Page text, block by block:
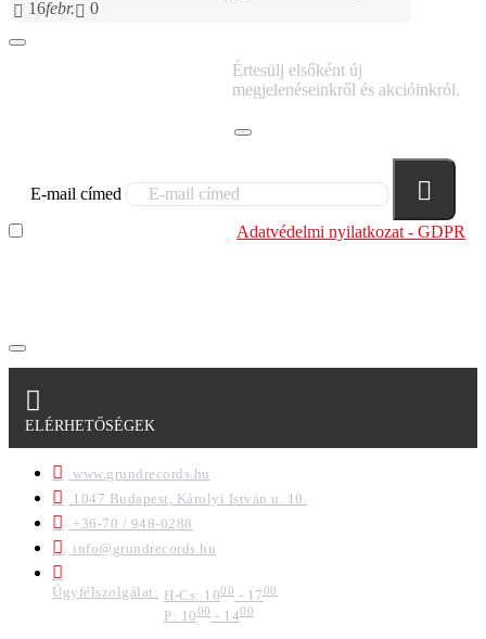
16febr. 0
Értesülj elsőként új
megjelenéseinkről és akcióinkról.
E-mail címed
Adatvédelmi nyilatkozat - GDPR
ELÉRHETŐSÉGEK
www.grundrecords.hu
1047 Budapest, Károlyi István u. 10.
+36-70 / 948-0288
info@grundrecords.hu
Ügyfélszolgálat: H-Cs: 1000 - 1700
P: 1000- 1400